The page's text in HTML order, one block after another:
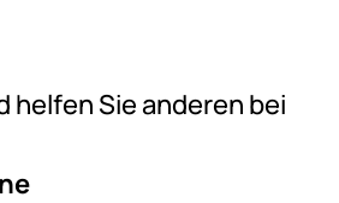
helfen Sie anderen bei